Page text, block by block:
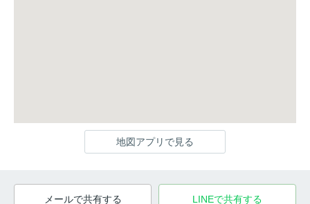
地図アプリで見る
メールで共有する LINEで共有する